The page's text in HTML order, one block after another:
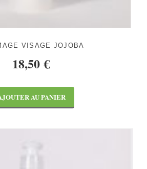
VISAGE JOJOBA
18,50€
AU PANIER